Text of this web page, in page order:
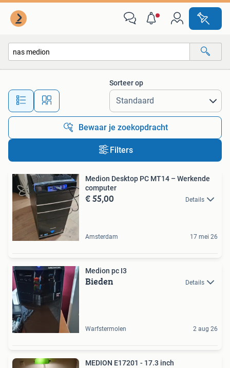
Alle afstanden…
Sorteer op
Bewaar je zoekopdracht
Filters
Medion Desktop PC MT14 – Werkende
computer
€ 55,00 Details
Amsterdam 17 mei 26
Medion pc I3
Bieden Details
Warfstermolen 2 aug 26
MEDION E17201 - 17.3 inch